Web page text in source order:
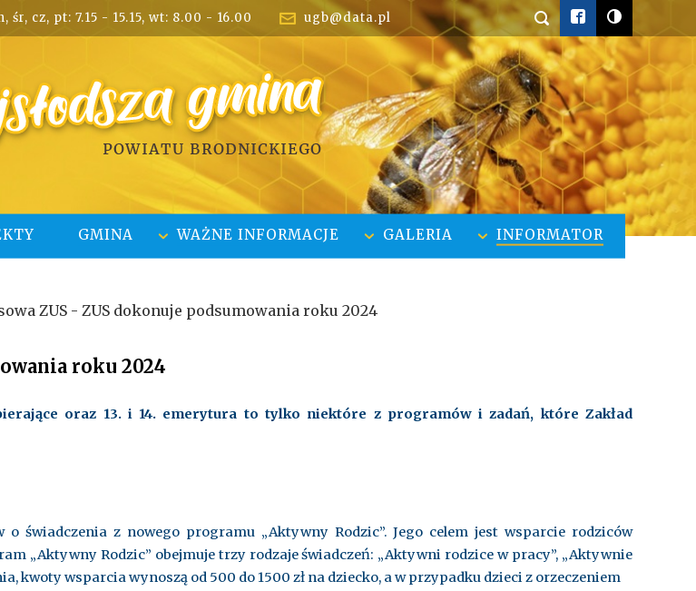
śr, cz, pt: 7.15 - 15.15, wt: 8.00 - 16.00  ugb@data.pl   
GMINA WAŻNE INFORMACJE GALERIA INFORMATOR
ZUS - ZUS dokonuje podsumowania roku 2024
roku 2024
oraz 13. i 14. emerytura to tylko niektóre z programów i zadań, które Zakład
świadczenia z nowego programu „Aktywny Rodzic”. Jego celem jest wsparcie rodziców
„Aktywny Rodzic” obejmuje trzy rodzaje świadczeń: „Aktywni rodzice w pracy”, „Aktywnie
kwoty wsparcia wynoszą od 500 do 1500 zł na dziecko, a w przypadku dzieci z orzeczeniem